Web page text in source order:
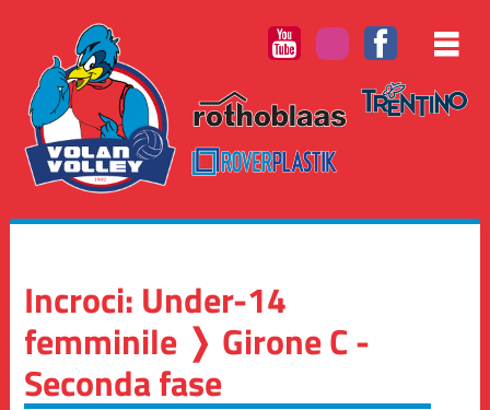
Incroci: Under-14
femminile ❭ Girone C -
Seconda fase